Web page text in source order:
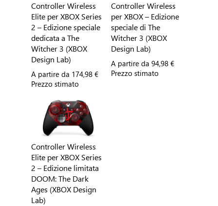
Controller Wireless
Elite per XBOX Series
2 – Edizione speciale
dedicata a The
Witcher 3 (XBOX
Design Lab)
A partire da 174,98 €
Prezzo stimato
Controller Wireless
per XBOX – Edizione
speciale di The
Witcher 3 (XBOX
Design Lab)
A partire da 94,98 €
Prezzo stimato
Controller Wireless
Elite per XBOX Series
2 – Edizione limitata
DOOM: The Dark
Ages (XBOX Design
Lab)